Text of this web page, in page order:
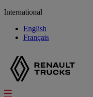
International
English
Français